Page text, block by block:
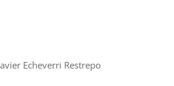
Echeverri Restrepo